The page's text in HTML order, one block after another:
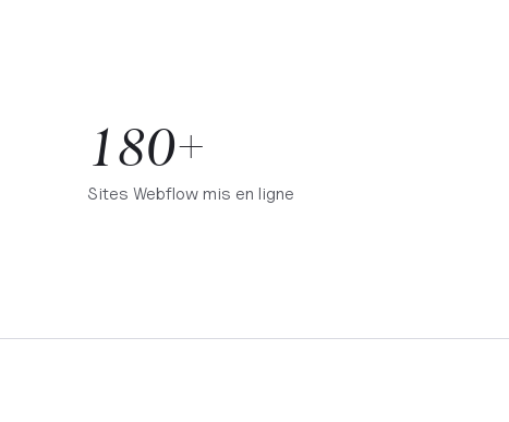
180+
Sites Webflow mis en ligne